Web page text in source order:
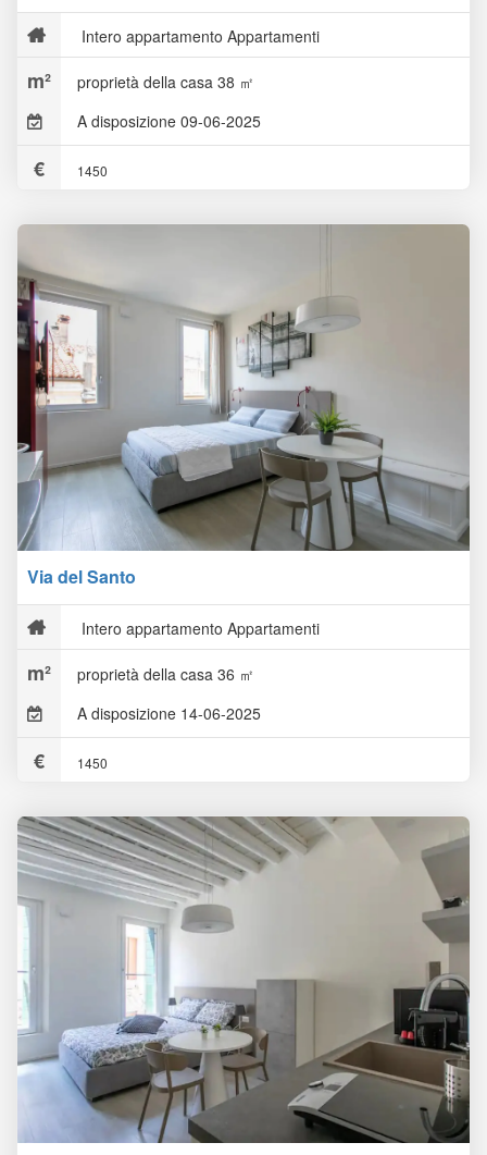
Intero appartamento Appartamenti
proprietà della casa 38 ㎡
A disposizione 09-06-2025
1450
Via del Santo
Intero appartamento Appartamenti
proprietà della casa 36 ㎡
A disposizione 14-06-2025
1450